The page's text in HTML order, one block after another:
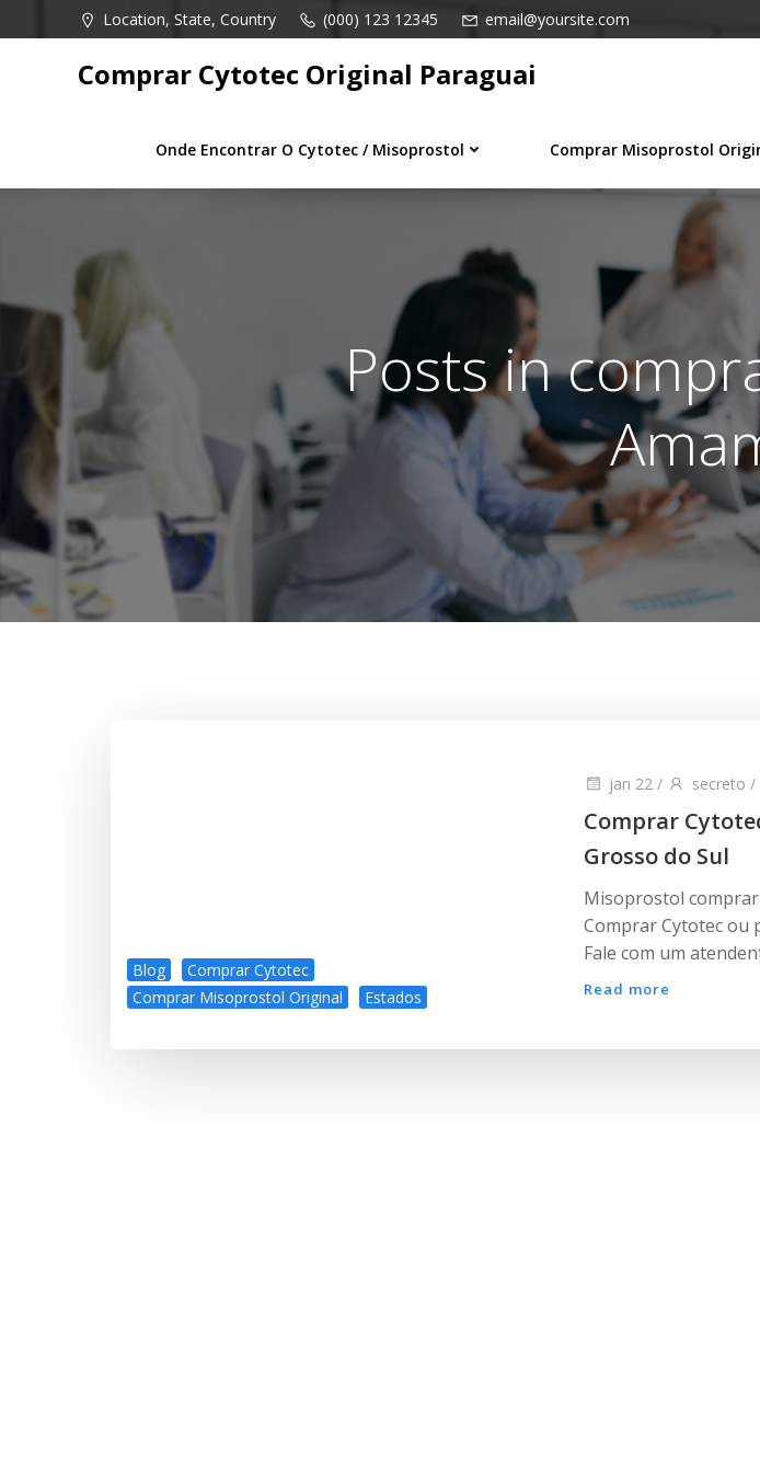
para
Location, State, Country (000) 123 12345 email@yoursite.com
Comprar Cytotec Original Paraguai
Onde Encontrar O Cytotec / Misoprostol Comprar Misoprostol
Posts in
Blog
Comprar Cytotec
Comprar Misoprostol Original
Estados
jan 22 / secreto /
Comprar
Grosso do Sul
Misoprostol
Comprar Cytotec ou
Fale com um
Read more